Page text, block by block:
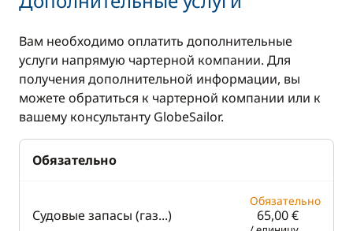
Носовое
подруливающее
устройство
Палубный душ
Стол в кокпите
Электрический
брашпиль
Вам необходимо оплатить дополнительные
услуги напрямую чартерной компании. Для
получения дополнительной информации, вы
можете обратиться к чартерной компании или к
вашему консультанту GlobeSailor.
Обязательно
Судовые запасы (газ...)
Обязательно
65,00 €